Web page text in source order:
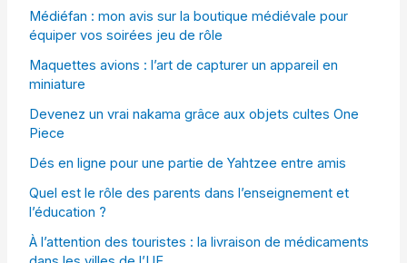
Médiéfan : mon avis sur la boutique médiévale pour
équiper vos soirées jeu de rôle
Maquettes avions : l’art de capturer un appareil en
miniature
Devenez un vrai nakama grâce aux objets cultes One
Piece
Dés en ligne pour une partie de Yahtzee entre amis
Quel est le rôle des parents dans l’enseignement et
l’éducation ?
À l’attention des touristes : la livraison de médicaments